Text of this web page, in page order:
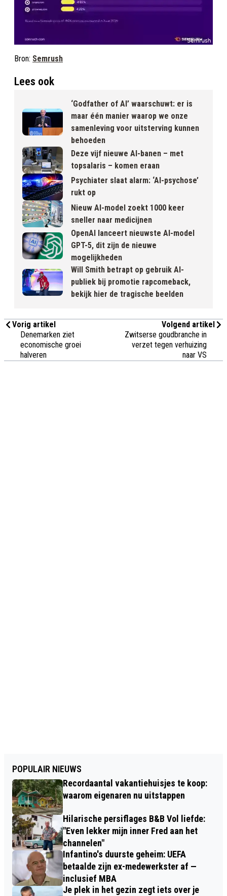
Bron: Semrush
Lees ook
‘Godfather of AI’ waarschuwt: er is
maar één manier waarop we onze
samenleving voor uitsterving kunnen
behoeden
Deze vijf nieuwe AI-banen – met
topsalaris – komen eraan
Psychiater slaat alarm: ‘AI-psychose’
rukt op
Nieuw AI-model zoekt 1000 keer
sneller naar medicijnen
OpenAI lanceert nieuwste AI-model
GPT-5, dit zijn de nieuwe
mogelijkheden
Will Smith betrapt op gebruik AI-
publiek bij promotie rapcomeback,
bekijk hier de tragische beelden
Vorig artikel
Denemarken ziet
economische groei
halveren
Volgend artikel
Zwitserse goudbranche in
verzet tegen verhuizing
naar VS
POPULAIR NIEUWS
Recordaantal vakantiehuisjes te koop:
waarom eigenaren nu uitstappen
Hilarische persiflages B&B Vol liefde:
"Even lekker mijn inner Fred aan het
channelen"
Infantino's duurste geheim: UEFA
betaalde zijn ex-medewerkster af —
inclusief MBA
Je plek in het gezin zegt iets over je